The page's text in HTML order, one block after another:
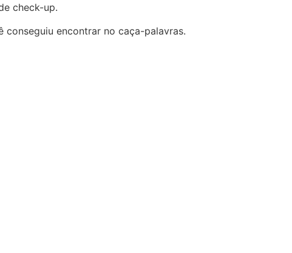
check-up.
encontrar no caça-palavras.